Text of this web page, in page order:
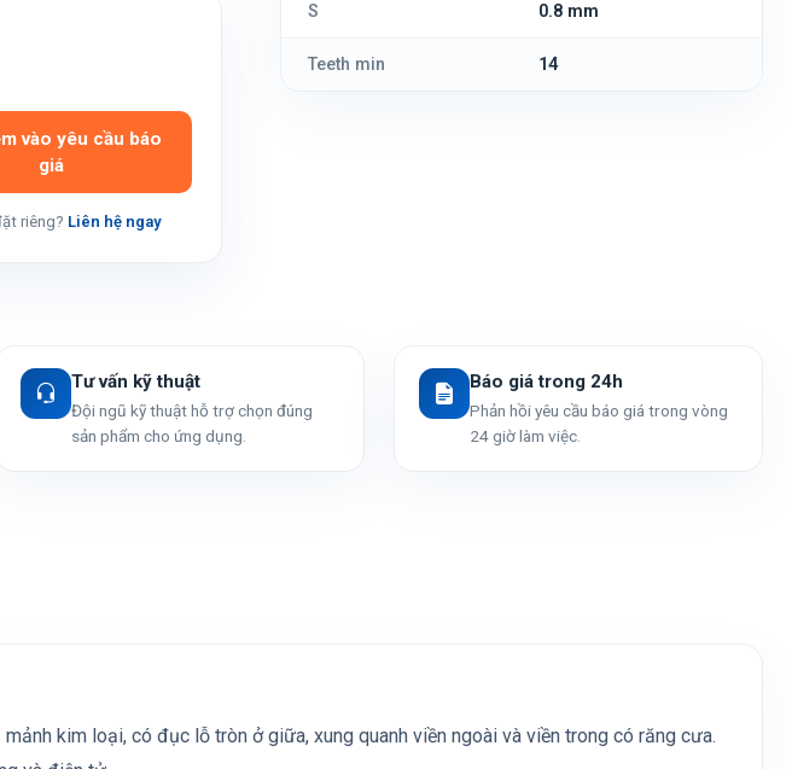
vào yêu cầu báo
giá
riêng? Liên hệ ngay
S 0.8 mm
Teeth min 14
Tư vấn kỹ thuật
Đội ngũ kỹ thuật hỗ trợ chọn đúng
sản phẩm cho ứng dụng.
Báo giá trong 24h
Phản hồi yêu cầu báo giá trong vòng
24 giờ làm việc.
kim loại, có đục lỗ tròn ở giữa, xung quanh viền ngoài và viền trong có răng cưa.